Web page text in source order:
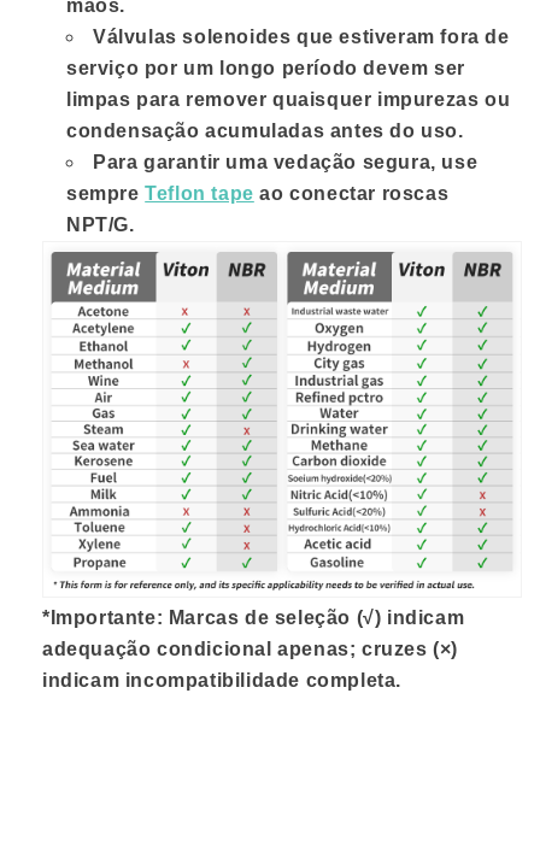
mãos.
Válvulas solenoides que estiveram fora de
serviço por um longo período devem ser
limpas para remover quaisquer impurezas ou
condensação acumuladas antes do uso.
Para garantir uma vedação segura, use
sempreTeflon tape ao conectar roscas
NPT/G.
* Importante: Marcas de seleção (√) indicam
adequação condicional apenas; cruzes (×)
indicam incompatibilidade completa.